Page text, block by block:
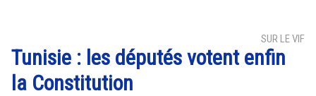
SUR LE VIF
Tunisie : les députés votent enfin
la Constitution